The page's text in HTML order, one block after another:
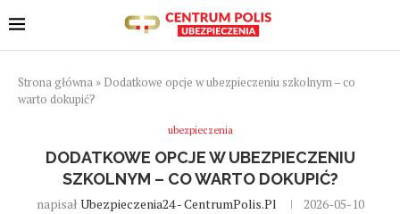
Strona główna » Dodatkowe opcje w ubezpieczeniu szkolnym – co
warto dokupić?
ubezpieczenia
DODATKOWE OPCJE W UBEZPIECZENIU
SZKOLNYM – CO WARTO DOKUPIĆ?
napisał Ubezpieczenia24 - CentrumPolis.pl 2026-05-10